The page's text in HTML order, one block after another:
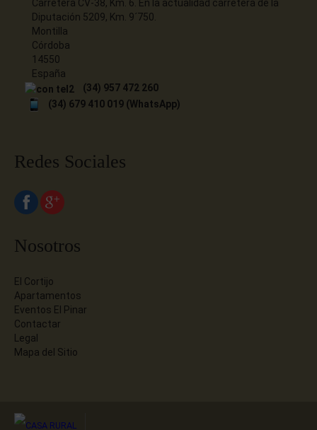
Carretera CV-38, Km. 6. En la actualidad carretera de la
Diputación 5209, Km. 9´750.
Montilla
Córdoba
14550
España
(34) 957 472 260
(34) 679 410 019 (WhatsApp)
Redes Sociales
Nosotros
El Cortijo
Apartamentos
Eventos El Pinar
Contactar
Legal
Mapa del Sitio